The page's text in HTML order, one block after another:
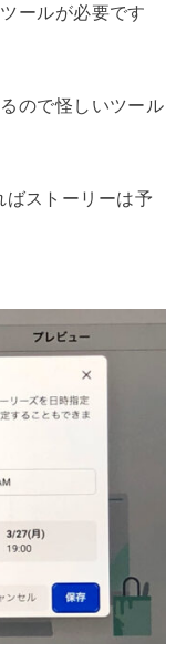
ールが必要です
ので怪しいツール
ばストーリーは予